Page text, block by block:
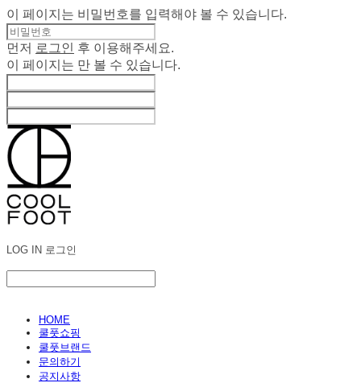
이 페이지는 비밀번호를 입력해야 볼 수 있습니다.
먼저 로그인
후 이용해주세요.
이 페이지는 만 볼 수 있습니다.
LOG IN 로그인
HOME
쿨풋쇼핑
쿨풋브랜드
문의하기
공지사항